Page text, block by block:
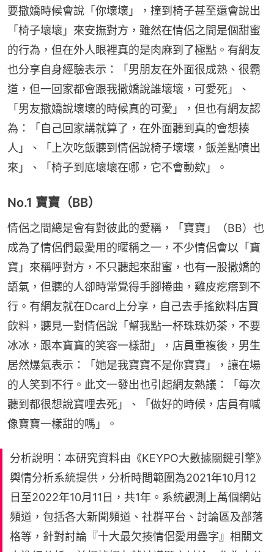
要撒嬌時候會說「你壞壞」，撞到椅子甚至還會說出
「椅子壞壞」來安撫對方，雖然在情侶之間是個甜蜜
的行為，但在外人眼裡真的是肉麻到了極點。有網友
也分享自身經驗表示：「男朋友在外面很成熟、很霸
道，但一回家都會跟我撒嬌說誰壞壞，可愛死」、
「男友撒嬌說壞壞的時候真的可愛」，但也有網友認
為：「自己回家講就算了，在外面聽到真的會想揍
人」、「上次吃飯聽到情侶說椅子壞壞，飯差點噴出
來」、「椅子到底壞壞在哪，它不會動欸」。
No.1 寶寶（BB）
情侶之間總是會有對彼此的愛稱，「寶寶」（BB）也
成為了情侶們最愛用的暱稱之一，不少情侶會以「寶
寶」來稱呼對方，不只聽起來甜蜜，也有一股撒嬌的
語氣，但聽的人卻時常覺得手腳捲曲，雞皮疙瘩到不
行。有網友就在Dcard上分享，自己去手搖飲料店買
飲料，聽見一對情侶說「幫我點一杯珠珠奶茶，不要
冰冰，跟本寶寶的笑容一樣甜」，店員重複後，男生
居然爆氣表示：「她是我寶寶不是你寶寶」，讓在場
的人笑到不行。此文一發出也引起網友熱議：「每次
聽到都很想說寶哩去死」、「做好的時候，店員有喊
像寶寶一樣甜的嗎」。
分析說明：本研究資料由《KEYPO大數據關鍵引擎》
輿情分析系統提供，分析時間範圍為2021年10月12
日至2022年10月11日，共1年。系統觀測上萬個網站
頻道，包括各大新聞頻道、社群平台、討論區及部落
格等，針對討論『十大最欠揍情侶愛用疊字』相關文